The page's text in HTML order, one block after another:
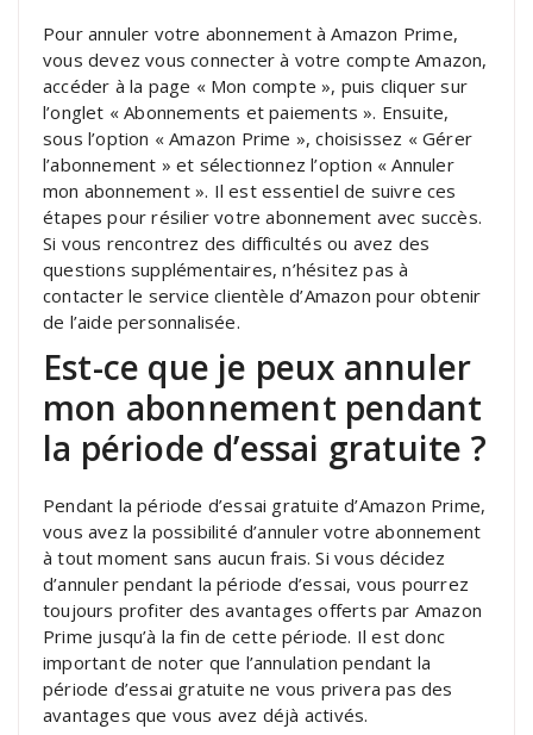
Pour annuler votre abonnement à Amazon Prime,
vous devez vous connecter à votre compte Amazon,
accéder à la page « Mon compte », puis cliquer sur
l’onglet « Abonnements et paiements ». Ensuite,
sous l’option « Amazon Prime », choisissez « Gérer
l’abonnement » et sélectionnez l’option « Annuler
mon abonnement ». Il est essentiel de suivre ces
étapes pour résilier votre abonnement avec succès.
Si vous rencontrez des difficultés ou avez des
questions supplémentaires, n’hésitez pas à
contacter le service clientèle d’Amazon pour obtenir
de l’aide personnalisée.
Est-ce que je peux annuler
mon abonnement pendant
la période d’essai gratuite ?
Pendant la période d’essai gratuite d’Amazon Prime,
vous avez la possibilité d’annuler votre abonnement
à tout moment sans aucun frais. Si vous décidez
d’annuler pendant la période d’essai, vous pourrez
toujours profiter des avantages offerts par Amazon
Prime jusqu’à la fin de cette période. Il est donc
important de noter que l’annulation pendant la
période d’essai gratuite ne vous privera pas des
avantages que vous avez déjà activés.